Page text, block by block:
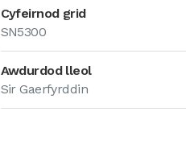
Cyfeirnod grid
SN5300
Awdurdod lleol
Sir Gaerfyrddin